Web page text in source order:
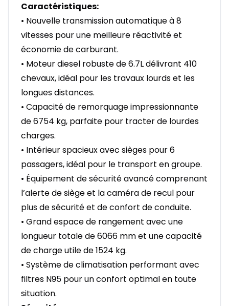
Caractéristiques:
• Nouvelle transmission automatique à 8
vitesses pour une meilleure réactivité et
économie de carburant.
• Moteur diesel robuste de 6.7L délivrant 410
chevaux, idéal pour les travaux lourds et les
longues distances.
• Capacité de remorquage impressionnante
de 6754 kg, parfaite pour tracter de lourdes
charges.
• Intérieur spacieux avec sièges pour 6
passagers, idéal pour le transport en groupe.
• Équipement de sécurité avancé comprenant
l’alerte de siège et la caméra de recul pour
plus de sécurité et de confort de conduite.
• Grand espace de rangement avec une
longueur totale de 6066 mm et une capacité
de charge utile de 1524 kg.
• Système de climatisation performant avec
filtres N95 pour un confort optimal en toute
situation.